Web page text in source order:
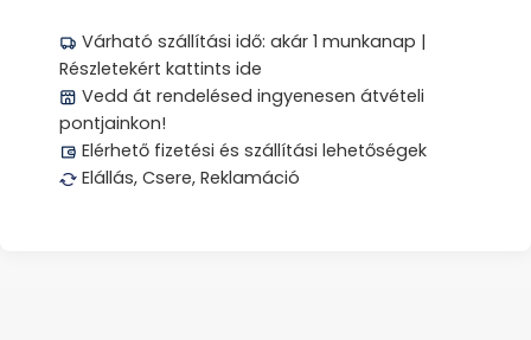
Várható szállítási idő: akár 1 munkanap |
Részletekért kattints ide
Vedd át rendelésed ingyenesen átvételi
pontjainkon!
Elérhető fizetési és szállítási lehetőségek
Elállás, Csere, Reklamáció